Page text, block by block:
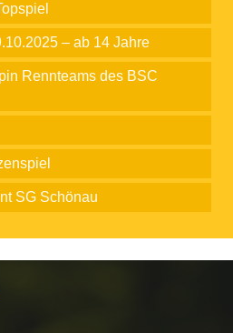
– ab 14 Jahre
Rennteams des BSC
SG Schönau